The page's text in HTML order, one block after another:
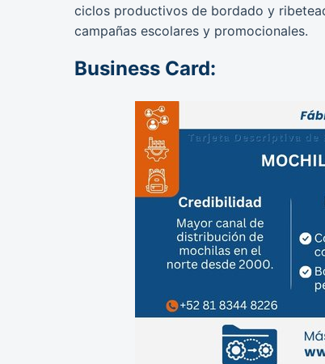
ciclos productivos de bordado y
campañas escolares y promocionales.
Business Card: